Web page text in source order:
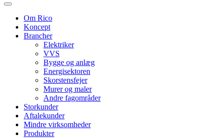
Om Rico
Koncept
Brancher
Elektriker
VVS
Bygge og anlæg
Energisektoren
Skorstensfejer
Murer og maler
Andre fagområder
Storkunder
Aftalekunder
Mindre virksomheder
Produkter